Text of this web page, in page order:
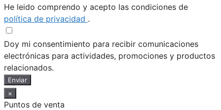
He leido comprendo y acepto las condiciones de
política de privacidad .
Doy mi consentimiento para recibir comunicaciones
electrónicas para actividades, promociones y productos
relacionados.
Enviar
×
Puntos de venta